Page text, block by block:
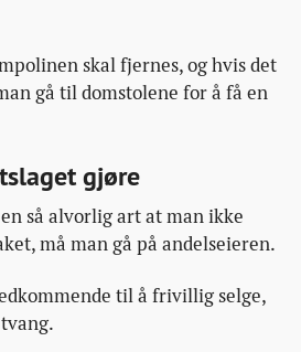
skal fjernes, og hvis det
gå til domstolene for å få en
gjøre
så alvorlig art at man ikke
må man gå på andelseieren.
til å frivillig selge,